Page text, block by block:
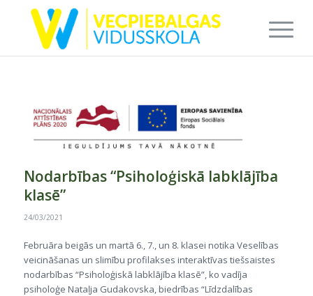
Nodarbības “Psiholoģiskā labklājība
klasē”
24/03/2021
Februāra beigās un martā 6., 7., un 8. klasei notika Veselības
veicināšanas un slimību profilakses interaktīvas tiešsaistes
nodarbības “Psiholoģiskā labklājība klasē”, ko vadīja
psiholoģe Nataļja Gudakovska, biedrības “Līdzdalības